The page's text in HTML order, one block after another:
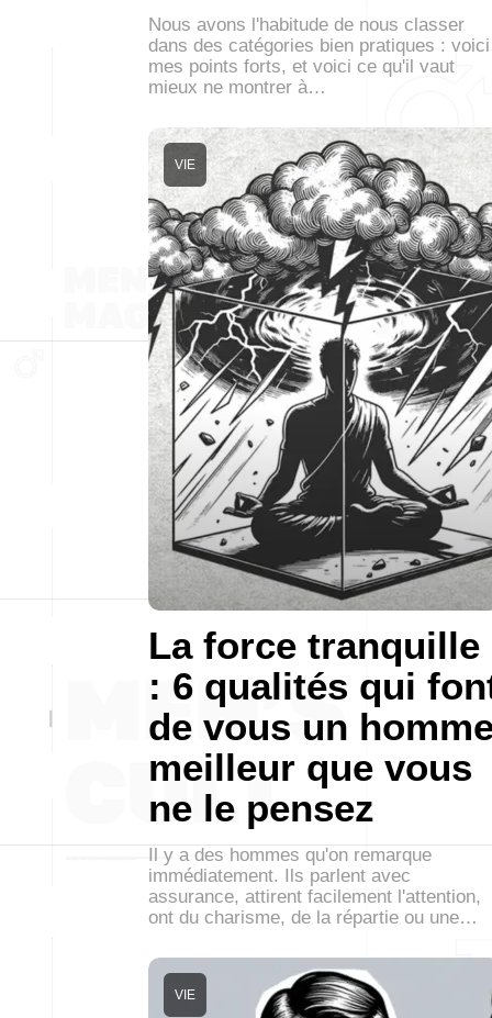
Nous avons l'habitude de nous classer
dans des catégories bien pratiques : voici
mes points forts, et voici ce qu'il vaut
mieux ne montrer à…
La force tranquille
: 6 qualités qui
de vous un
meilleur que vous
ne le pensez
VIE
Il y a des hommes qu'on remarque
immédiatement. Ils parlent avec
assurance, attirent facilement l'attention,
ont du charisme, de la répartie ou une…
VIE